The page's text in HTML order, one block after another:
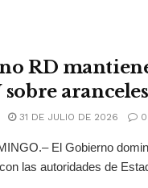
RD
sobre aranceles
31 DE JULIO DE 2026 0
El Gobierno
las autoridades de